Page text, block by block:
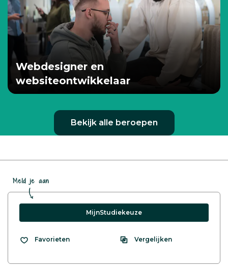
Webdesigner en
websiteontwikkelaar
Bekijk alle beroepen
Meld je aan
MijnStudiekeuze
Favorieten Vergelijken